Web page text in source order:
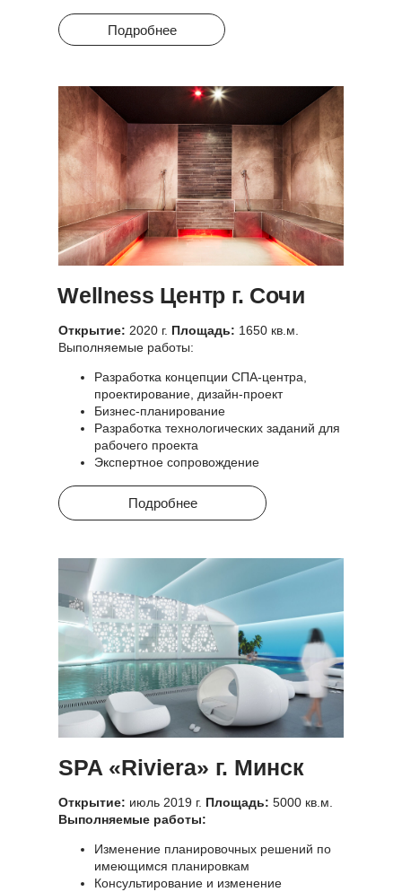
SPA «Riviera» г. Минск
Wellness Центр г. Сочи
Открытие: июль 2019 г. Площадь: 5000 кв.м.
Выполняемые работы:
Изменение планировочных решений по
имеющимся планировкам
Консультирование и изменение
Открытие: 2020 г. Площадь: 1650 кв.м.
Выполняемые работы:
Разработка концепции СПА-центра,
проектирование, дизайн-проект
Бизнес-планирование
Разработка технологических заданий для
рабочего проекта
Экспертное сопровождение
Подробнее
Подробнее